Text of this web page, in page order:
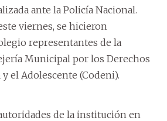
ante la Policía Nacional.
viernes, se hicieron
representantes de la
Municipal por los Derechos
el Adolescente (Codeni).
de la institución en